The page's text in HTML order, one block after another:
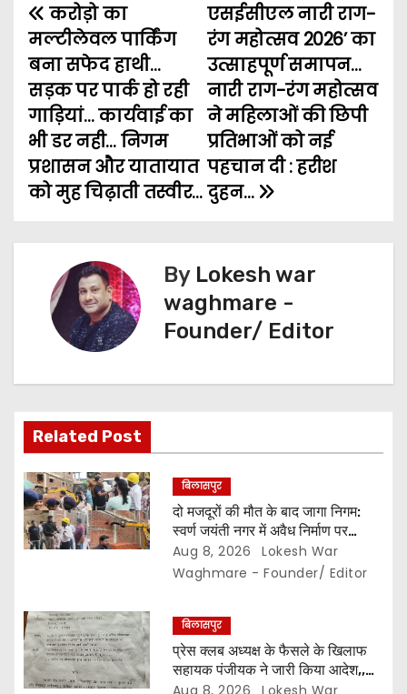
e
b
o
o
k
t
t
e
r
l
A
p
s
e
n
g
e
r
e
g
r
a
m
r
e
P
o
s
t
n
v
i
o
n
एसईसीएल नारी राग-
रंग महोत्सव 2026’ का
उत्साहपूर्ण समापन…
नारी राग-रंग महोत्सव
ने महिलाओं की छिपी
प्रतिभाओं को नई
पहचान दी : हरीश
दुहन…
करोड़ो का
मल्टीलेवल पार्किंग
बना सफेद हाथी…
सड़क पर पार्क हो रही
गाड़ियां… कार्यवाई का
भी डर नही… निगम
प्रशासन और यातायात
को मुह चिढ़ाती तस्वीर…
By Lokesh war
waghmare -
Founder/ Editor
Related Post
बिलासपुर
दो मजदूरों की मौत के बाद जागा निगम:
स्वर्ण जयंती नगर में अवैध निर्माण पर
कार्रवाई,, दीवार तोड़ी और 7 दिन की
मोहलत…
Aug 8, 2026
Lokesh War
Waghmare - Founder/ Editor
बिलासपुर
प्रेस क्लब अध्यक्ष के फैसले के खिलाफ
सहायक पंजीयक ने जारी किया आदेश,,
सचिव कोषाध्यक्ष पद का नहीं बदल सकते
Aug 8, 2026 Lokesh War